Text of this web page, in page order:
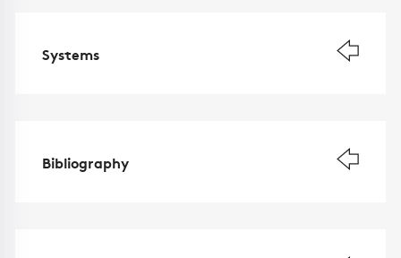
Systems
Bibliography